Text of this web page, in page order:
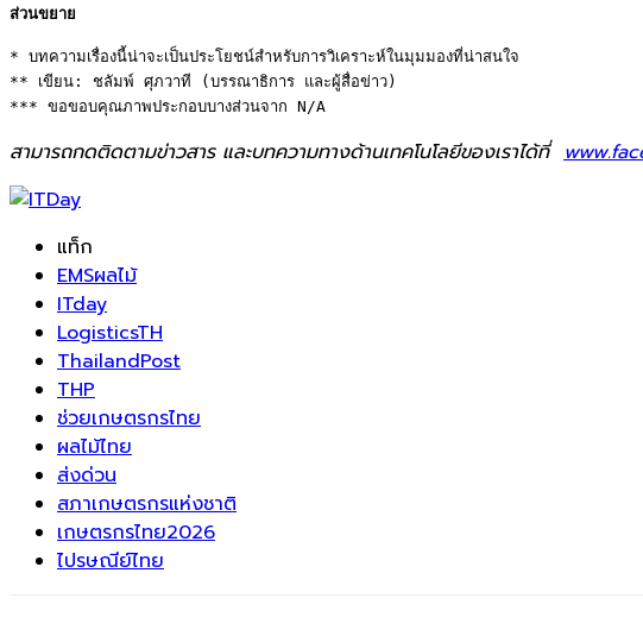
ส่วนขยาย
* บทความเรื่องนี้น่าจะเป็นประโยชน์สำหรับการวิเคราะห์ในมุมมองที่น่าสนใจ
** เขียน: ชลัมพ์ ศุภวาที (บรรณาธิการ และผู้สื่อข่าว)
*** ขอขอบคุณภาพประกอบบางส่วนจาก N/A
สามารถกดติดตามข่าวสาร และบทความทางด้านเทคโนโลยีของเราได้ที่
แท็ก
EMSผลไม้
ITday
LogisticsTH
ThailandPost
THP
ช่วยเกษตรกรไทย
ผลไม้ไทย
ส่งด่วน
สภาเกษตรกรแห่งชาติ
เกษตรกรไทย2026
ไปรษณีย์ไทย